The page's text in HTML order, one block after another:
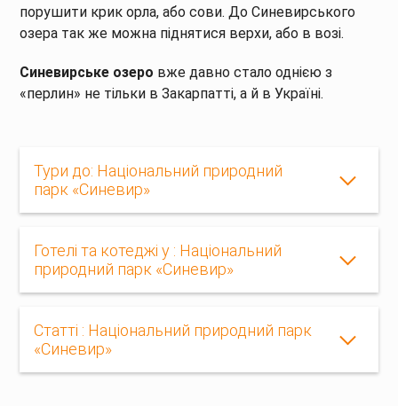
порушити крик орла, або сови. До Синевирського
озера так же можна піднятися верхи, або в возі.
Синевирське озеро вже давно стало однією з
«перлин» не тільки в Закарпатті, а й в Україні.
Тури до: Національний природний
парк «Синевир»
Готелі та котеджі у : Національний
природний парк «Синевир»
Статті : Національний природний парк
«Синевир»